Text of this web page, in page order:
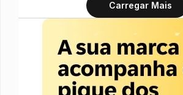
Carregar Mais